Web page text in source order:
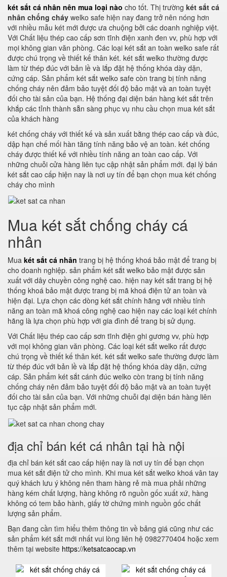
két sắt cá nhân nên mua loại nào cho tốt. Thị trường két sắt cá
nhân chống cháy welko safe hiện nay đang trở nên nóng hơn
với nhiều mẫu két mới được ưa chuộng bởi các doanh nghiệp việt.
Với Chất liệu thép cao cấp sơn tĩnh điện xanh đen vv, phù hợp với
mọi không gian văn phòng. Các loại két sắt an toàn welko safe rất
được chú trọng về thiết kế thân két. két sắt welko thường được
làm từ thép đúc với bản lề và lắp đặt hệ thống khóa dày dặn,
cứng cáp. Sản phẩm két sắt welko safe còn trang bị tính năng
chống cháy nên đảm bảo tuyệt đối độ bảo mật và an toàn tuyệt
đối cho tài sản của bạn. Hệ thống đại diện bán hàng két sắt trên
khắp các tỉnh thành sẵn sàng phục vụ nhu cầu chọn mua két sắt
của khách hàng
két chống cháy với thiết kế và sản xuất bằng thép cao cấp và đúc,
dập hạn chế mối hàn tăng tính năng bảo vệ an toàn. két chống
cháy được thiết kế với nhiều tính năng an toàn cao cấp. Với
những chuỗi cửa hàng liên tục cập nhật sản phẩm mới. đại lý bán
két sắt cao cấp hiện nay là nơi uy tín để bạn chọn mua két chống
cháy cho mình
Mua két sắt chống cháy cá
nhân
Mua két sắt cá nhân trang bị hệ thống khoá bảo mật để trang bị
cho doanh nghiệp. sản phẩm két sắt welko bảo mật được sản
xuất với dây chuyền công nghệ cao. hiện nay két sắt trang bị hệ
thống khoá bảo mật được trang bị mã khoá điện tử an toàn và
hiện đại. Lựa chọn các dòng két sắt chính hãng với nhiều tính
năng an toàn mã khoá công nghệ cao hiện nay các loại két chính
hãng là lựa chọn phù hợp với gia đình để trang bị sử dụng.
Với Chất liệu thép cao cấp sơn tĩnh điện ghi gương vv, phù hợp
với mọi không gian văn phòng. Các loại két sắt welko rất được
chú trọng về thiết kế thân két. két sắt welko safe thường được làm
từ thép đúc với bản lề và lắp đặt hệ thống khóa dày dặn, cứng
cáp. Sản phẩm két sắt cánh đúc welko còn trang bị tính năng
chống cháy nên đảm bảo tuyệt đối độ bảo mật và an toàn tuyệt
đối cho tài sản của bạn. Với những chuỗi đại diện bán hàng liên
tục cập nhật sản phẩm mới.
địa chỉ bán két cá nhân tại hà nội
địa chỉ bán két sắt cao cấp hiện nay là nơi uy tín để bạn chọn
mua két sắt điện tử cho mình. Khi mua két sắt welko khoá vân tay
quý khách lưu ý không nên tham hàng rẻ mà mua phải những
hàng kém chất lượng, hàng không rõ nguồn gốc xuất xứ, hàng
không có tem bảo hành, giấy tờ chứng minh nguồn gốc chất
lượng sản phẩm.
Bạn đang cần tìm hiểu thêm thông tin về bảng giá cũng như các
sản phẩm két sắt mới nhất vui lòng liên hệ 0982770404 hoặc xem
thêm tại website https://ketsatcaocap.vn